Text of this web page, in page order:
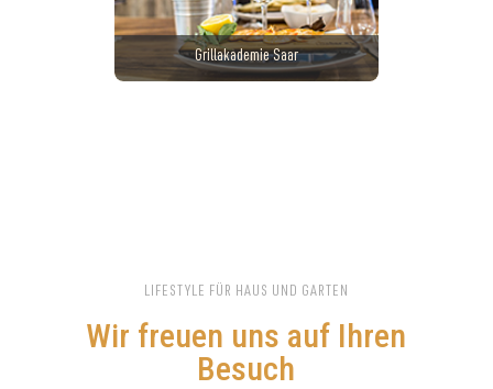
Grillakademie Saar
LIFESTYLE FÜR HAUS UND GARTEN
Wir freuen uns auf Ihren
Besuch